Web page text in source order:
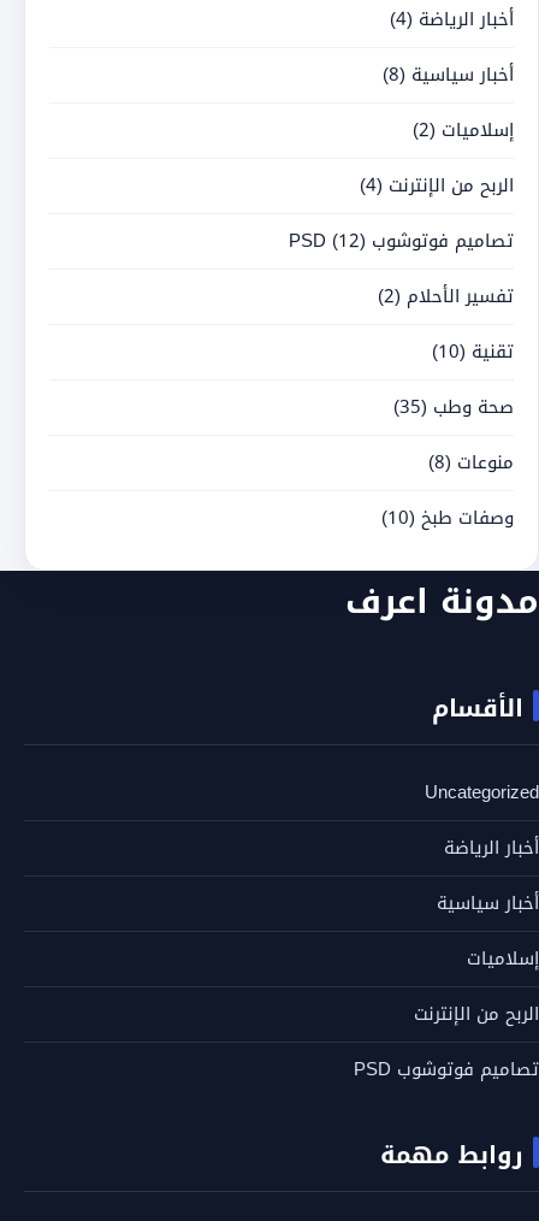
أخبار الرياضة (4)
أخبار سياسية (8)
إسلاميات (2)
الربح من الإنترنت (4)
تصاميم فوتوشوب PSD (12)
تفسير الأحلام (2)
تقنية (10)
صحة وطب (35)
منوعات (8)
وصفات طبخ (10)
مدونة اعرف
الأقسام
Uncategorized
أخبار الرياضة
أخبار سياسية
إسلاميات
الربح من الإنترنت
تصاميم فوتوشوب PSD
روابط مهمة